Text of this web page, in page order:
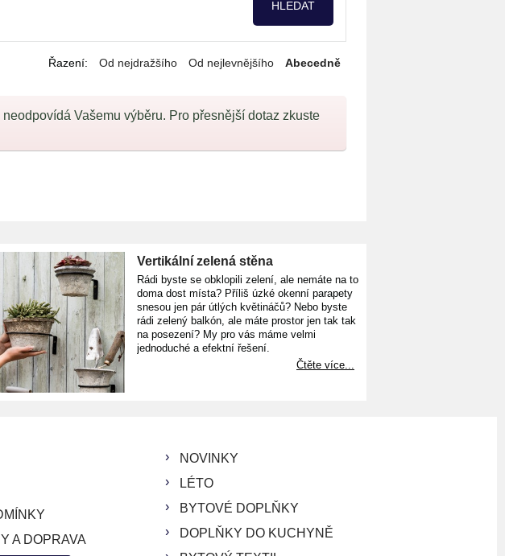
Řazení: Od nejdražšího Od nejlevnějšího Abecedně
neodpovídá Vašemu výběru. Pro přesnější dotaz zkuste
Vertikální zelená stěna
Rádi byste se obklopili zelení, ale nemáte na to
doma dost místa? Příliš úzké okenní parapety
snesou jen pár útlých květináčů? Nebo byste
rádi zelený balkón, ale máte prostor jen tak tak
na posezení? My pro vás máme velmi
jednoduché a efektní řešení.
Čtěte více...
A DOPRAVA
NOVINKY
LÉTO
BYTOVÉ DOPLŇKY
DOPLŇKY DO KUCHYNĚ